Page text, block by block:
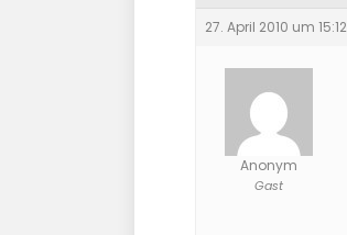
27. April 2010 um
Anonym
Gast